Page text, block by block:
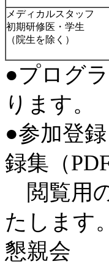
メディカルスタッフ
初期研修医・学生
（院生を除く）
●プログ
ります。
●参加登
録集（
閲覧用
たします。
懇親会